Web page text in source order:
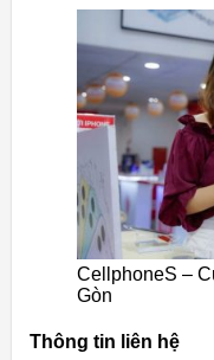
CellphoneS –
Gòn
Thông tin liên hệ